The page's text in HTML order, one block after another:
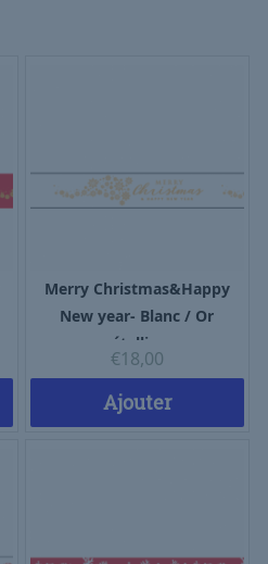
Merry Christmas&Happy
New year- Blanc / Or
métallique
€18,00
Ajouter